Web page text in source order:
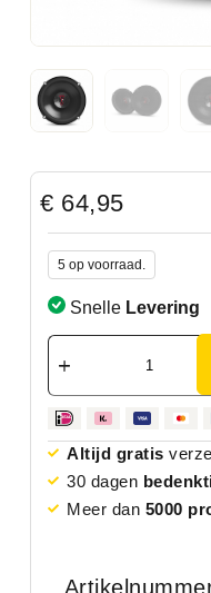
€ 64,95
5 op voorraad.
Snelle Levering
Altijd gratis
30 dagen
Meer dan 5000